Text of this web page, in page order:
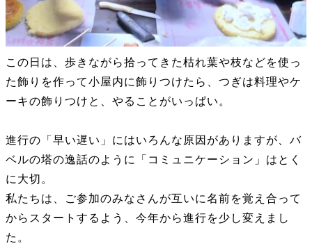
この日は、歩きながら拾ってきた枯れ葉や枝などを使っ
た飾りを作って小屋内に飾りつけたら、つぎは料理やケ
ーキの飾りつけと、やることがいっぱい。
進行の「早い遅い」にはいろんな原因がありますが、バ
ベルの塔の逸話のように「コミュニケーション」はとく
に大切。
私たちは、ご参加のみなさんが互いに名前を覚え合って
からスタートするよう、今年から進行を少し変えまし
た。